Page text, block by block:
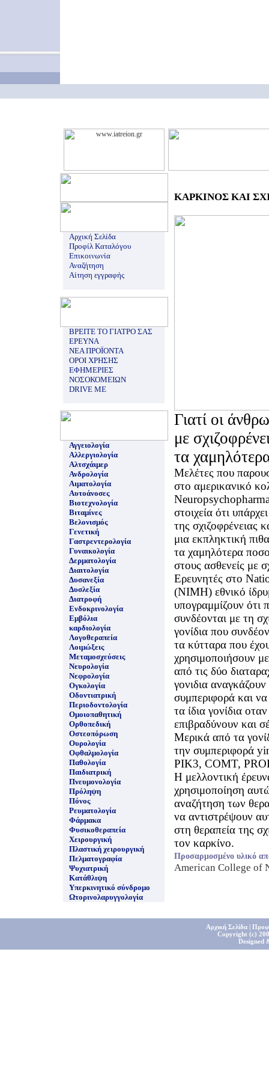
Αρχική Σελίδα
Προφίλ Καταλόγου
Επικοινωνία
Αναζήτηση
Αίτηση εγγραφής
ΒΡΕΙΤΕ ΤΟ ΓΙΑΤΡΟ ΣΑΣ
ΕΡΕΥΝΑ
ΝΕΑ ΠΡΟΪΟΝΤΑ
ΟΡΟΙ ΧΡΗΣΗΣ
ΕΦΗΜΕΡΙΕΣ
ΝΟΣΟΚΟΜΕΙΩΝ
DRIVE ME
Αγγειολογία
Αλλεργιολογία
Αλτσχάιμερ
Ανδρολογία
Αιματολογία
Αυτοάνοσες
Βιοτεχνολογία
Βιταμίνες
Βελονισμός
Γενετική
Γαστρεντερολογία
Γυναικολογία
Δερματολογία
Διαιτολογία
Δυσανεξία
Δυσλεξία
Διατροφή
Ενδοκρινολογία
Εμβόλια
καρδιολογία
Λογοθεραπεία
Λοιμώξεις
Μεταμοσχεύσεις
Νευρολογία
Νεφρολογία
Ογκολογία
Οδοντιατρική
Περιοδοντολογία
Ομοιοπαθητική
Ορθοπεδική
Οστεοπόρωση
Ουρολογία
Οφθαλμολογία
Παθολογία
Παιδιατρική
Πνευμονολογία
Πρόληψη
Πόνος
Ρευματολογία
Φάρμακα
Φυσικοθεραπεία
Χειρουργική
Πλαστική χειρουργική
Πελματογραφία
Ψυχιατρική
Κατάθλιψη
Υπερκινητικό σύνδρομο
Ωτορινολαρυγγολογία
ΚΑΡΚΙΝΟΣ ΚΑΙ
Γιατί οι
με
τα
Μελέτες που
στο αμερικανικό
στοιχεία ότι
της σχιζοφρένειας
μια εκπληκτική
τα χαμηλότερα
στους ασθενείς με
Eρευνητές στο
(NIMH) εθνικό
υπογραμμίζουν ότι
συνδέονται με τη
γονίδια που
τα κύτταρα που
χρησιμοποιήσουν
από τις δύο
γονιδια
συμπεριφορά και
τα ίδια γονίδια
επιβραδύνουν και
Μερικά από τα
την συμπεριφορά
PIK3, COMT,
H μελλοντική
χρησιμοποίηση
αναζήτηση των
να αντιστρέψουν
στη θεραπεία της
τον καρκίνο.
Προσαρμοσμένο υλικό
American College of
Αρχική Σελίδα|
Copyright (c)
Designed